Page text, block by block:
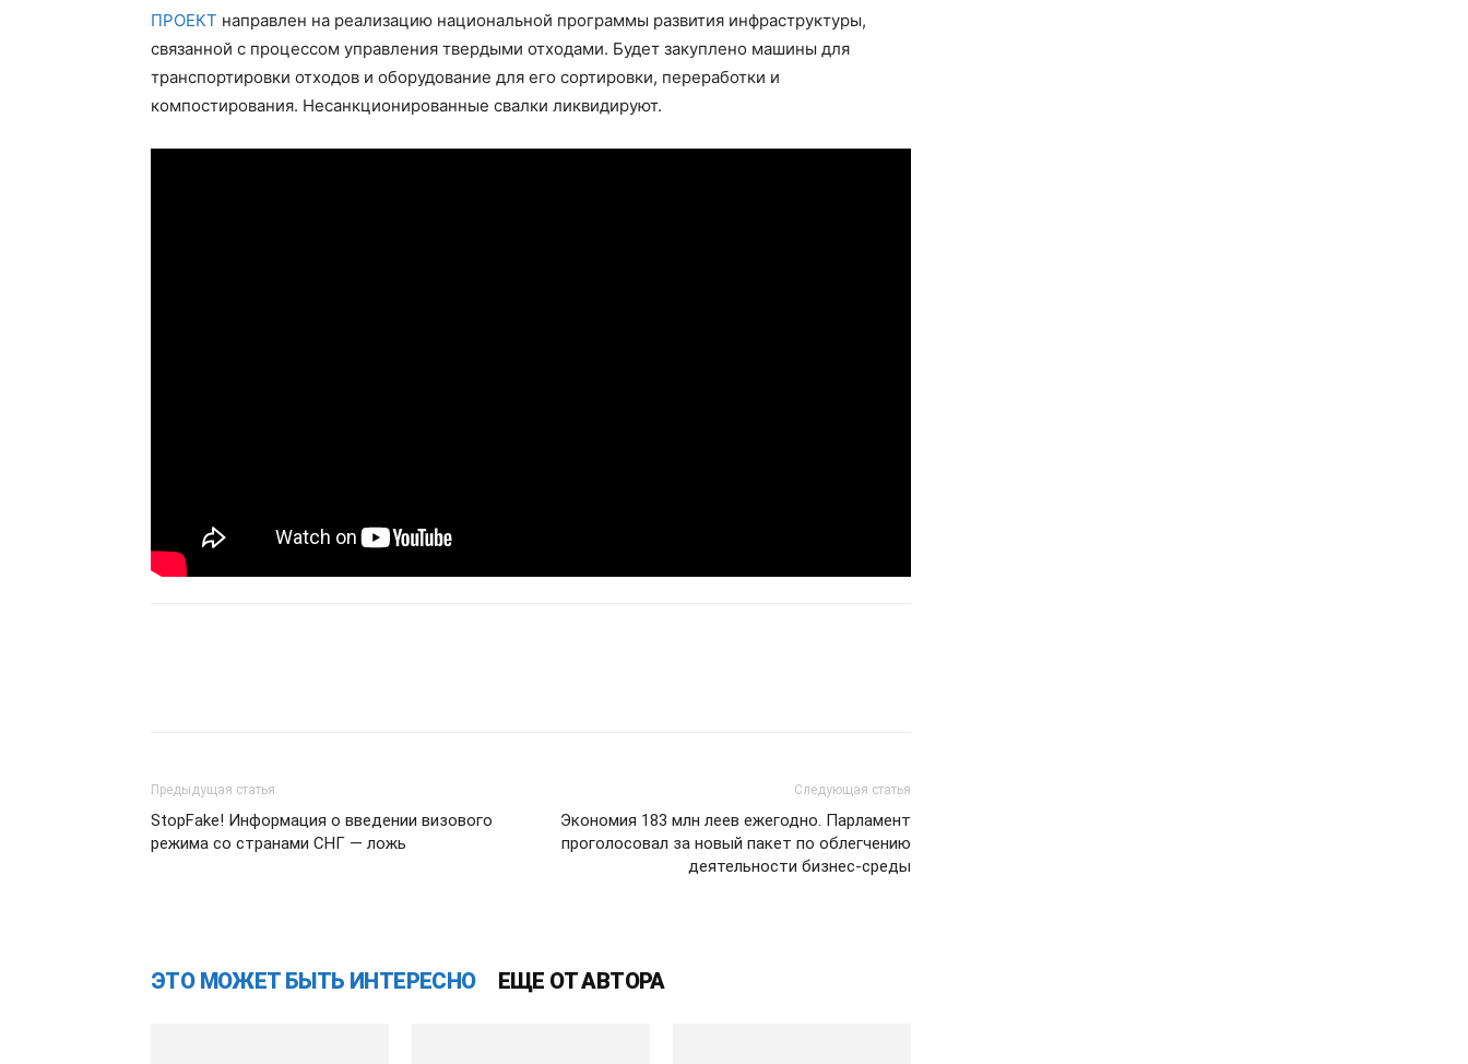
ПРОЕКТ направлен на реализацию национальной программы развития инфраструктуры,
связанной с процессом управления твердыми отходами. Будет закуплено машины для
транспортировки отходов и оборудование для его сортировки, переработки и
компостирования. Несанкционированные свалки ликвидируют.
Предыдущая статья
StopFake! Информация о введении визового
режима со странами СНГ — ложь
Следующая статья
Экономия 183 млн леев ежегодно. Парламент
проголосовал за новый пакет по облегчению
деятельности бизнес-среды
ЭТО МОЖЕТ БЫТЬ ИНТЕРЕСНО ЕЩЕ ОТ АВТОРА